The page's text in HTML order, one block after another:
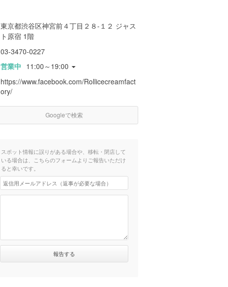
東京都渋谷区神宮前４丁目２８-１２ ジャス
ト原宿 1階
03-3470-0227
営業中 11:00～19:00
https://www.facebook.com/Rollicecreamfact
ory/
Googleで検索
スポット情報に誤りがある場合や、移転・閉店して
いる場合は、こちらのフォームよりご報告いただけ
ると幸いです。